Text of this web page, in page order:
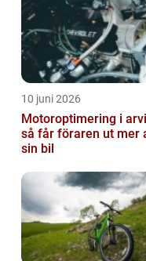
10 juni 2026
Motoroptimering i
så får föraren ut mer
sin bil